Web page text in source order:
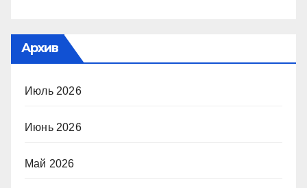
Архив
Июль 2026
Июнь 2026
Май 2026